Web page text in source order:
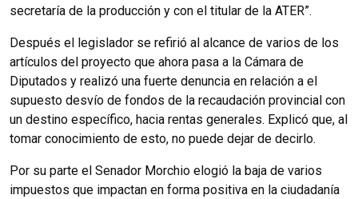
secretaría de la producción y con el titular de la ATER”.
Después el legislador se refirió al alcance de varios de los
artículos del proyecto que ahora pasa a la Cámara de
Diputados y realizó una fuerte denuncia en relación a el
supuesto desvío de fondos de la recaudación provincial con
un destino específico, hacia rentas generales. Explicó que, al
tomar conocimiento de esto, no puede dejar de decirlo.
Por su parte el Senador Morchio elogió la baja de varios
impuestos que impactan en forma positiva en la ciudadanía